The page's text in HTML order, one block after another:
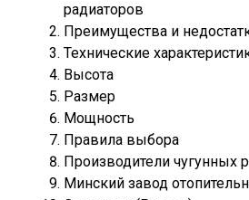
радиаторов
Преимущества и
Технические
Высота
Размер
Мощность
Правила выбора
Производители чугунных
Минский завод